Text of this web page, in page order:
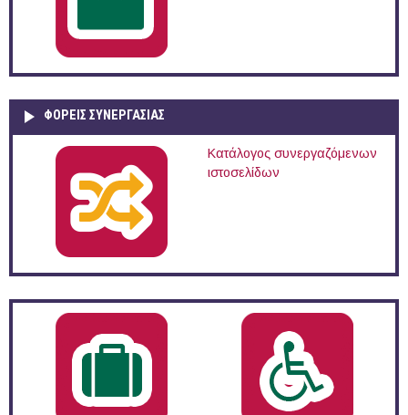
ΦΟΡΕΙΣ ΣΥΝΕΡΓΑΣΙΑΣ
Κατάλογος συνεργαζόμενων
ιστοσελίδων